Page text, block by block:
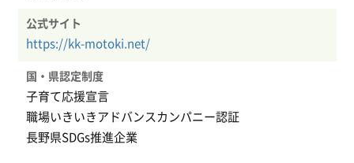
公式サイト
https://kk-motoki.net/
国・県認定制度
子育て応援宣言
職場いきいきアドバンスカンパニー認証
長野県SDGs推進企業